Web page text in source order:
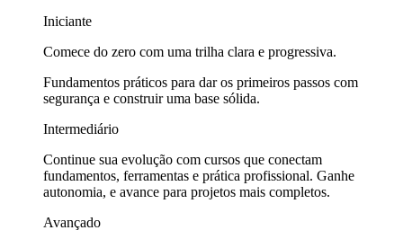
Iniciante
Comece do zero com uma trilha clara e progressiva.
Fundamentos práticos para dar os primeiros passos com
segurança e construir uma base sólida.
Intermediário
Continue sua evolução com cursos que conectam
fundamentos, ferramentas e prática profissional. Ganhe
autonomia, e avance para projetos mais completos.
Avançado